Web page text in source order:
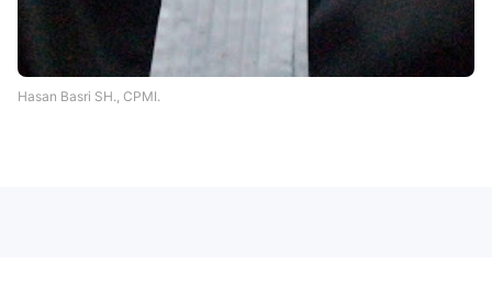
Hasan Basri SH., CPMI.